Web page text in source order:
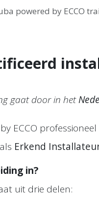
powered by ECCO
gaat door in het
ECCO
Erkend
in?
uit drie delen: